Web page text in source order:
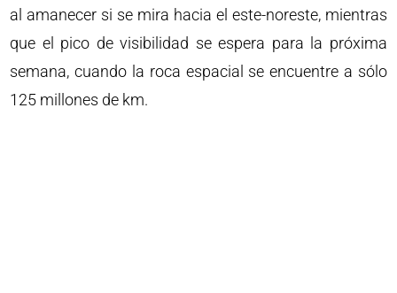
al amanecer si se mira hacia el este-noreste, mientras
que el pico de visibilidad se espera para la próxima
semana, cuando la roca espacial se encuentre a sólo
125 millones de km.